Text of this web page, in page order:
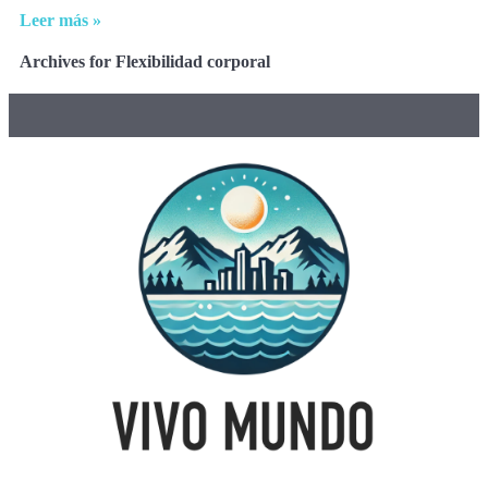
Leer más »
Archives for Flexibilidad corporal